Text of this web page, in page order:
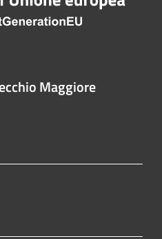
Maggiore